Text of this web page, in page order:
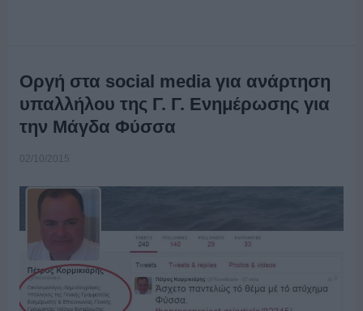
Οργή στα social media για ανάρτηση
υπαλλήλου της Γ. Γ. Ενημέρωσης για
την Μάγδα Φύσσα
02/10/2015